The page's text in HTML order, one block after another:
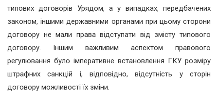
типових договорів Урядом, а у випадках, передбачених
законом, іншими державними органами при цьому сторони
договору не мали прававідступати від змісту типового
договору. Іншим важливим аспектом правового
регулювання було імперативне встановлення ГКУ розміру
штрафних санкцій і, відповідно, відсутність у сторін
договору можливості їх зміни.